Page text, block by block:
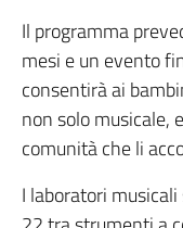
Il programma
mesi e un evento
consentirà ai
non solo musicale,
comunità che li
I laboratori